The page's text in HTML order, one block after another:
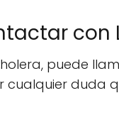
con
puede
cualquier duda